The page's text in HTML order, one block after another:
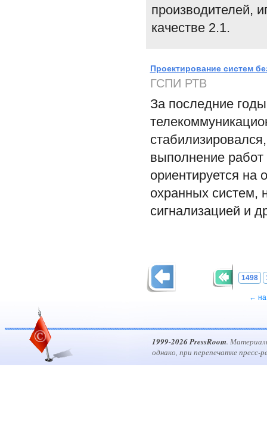
производителей,
качестве 2.1.
Проектирование систем
ГСПИ РТВ
За последние
выполнение
ориентируется на
охранных систем,
сигнализацией и
1498
← на
1999-2026 PressRoom.
однако, при перепечатке пресс-